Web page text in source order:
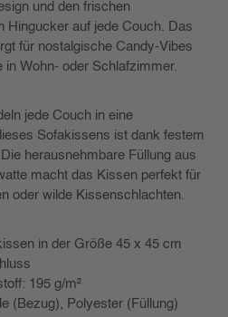
und den frischen
Hingucker auf jede Couch. Das
für nostalgische Candy-Vibes
Wohn- oder Schlafzimmer.
jede Couch in eine
Sofakissens ist dank festem
herausnehmbare Füllung aus
macht das Kissen perfekt für
oder wilde Kissenschlachten.
in der Größe 45 x 45 cm
195 g/m²
(Bezug), Polyester (Füllung)